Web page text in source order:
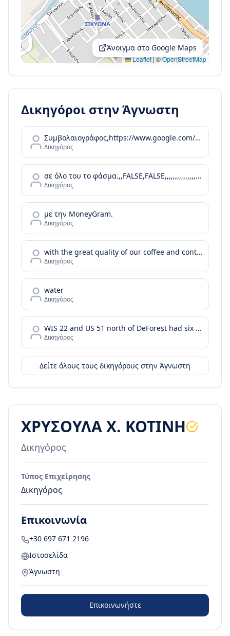
Leaflet|©OpenStreetMap
Άνοιγμα στο Google Maps
Δικηγόροι στηνΆγνωστη
Συμβολαιογράφος,https://www.google.com/maps/contrib/102269460360373694118,,,,,https://www.google.com/maps/place/%CE%91%CE%B3%CE%B3%CE%B5%CE%BB%CE%B9%CE%BA%CE%AE+%CE%91.+%CE%A0%CF%81%CE%AF%CF%86%CF%84%CE%B7%2C+%CE%A3%CF%85%CE%BC%CE%B2%CE%BF%CE%BB%CE%B1%CE%B9%CE%BF%CE%B3%CF%81%CE%AC%CF%86%CE%BF%CF%82/@37.0899085
Δικηγόρος
σε όλο του το φάσμα.,,FALSE,FALSE,,,,,,,,,,,,,,,,,,,,,,
Δικηγόρος
με την MoneyGram.
Δικηγόρος
with the great quality of our coffee and continue with your day or your bussiness meeting by enjoying the tastes of our food menu.
Δικηγόρος
water
Δικηγόρος
WIS 22 and US 51 north of DeForest had six injury crashes in the two years before the project was completed. In the two years after the roundabout was installed
Δικηγόρος
Δείτε όλους τους δικηγόρους στην Άγνωστη
ΧΡΥΣΟΥΛΑ Χ. ΚΟΤΙΝΗ
Δικηγόρος
Τύπος Επιχείρησης
Δικηγόρος
Επικοινωνία
+30 697 671 2196
Ιστοσελίδα
Άγνωστη
Επικοινωνήστε